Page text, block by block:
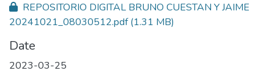
REPOSITORIO DIGITAL BRUNO CUESTAN Y JAIME
20241021_08030512.pdf(1.31 MB)
Date
2023-03-25